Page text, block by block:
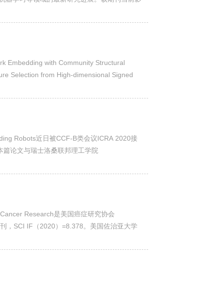
with Community Structural
Selection from High-dimensional Signed
Robots近日被CCF-B类会议ICRA 2020接
论文与瑞士洛桑联邦理工学院
Research是美国癌症研究协会
，SCI IF（2020）=8.378。美国佐治亚大学